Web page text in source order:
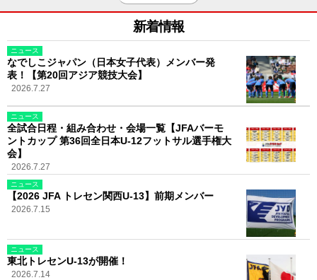
新着情報
ニュース
なでしこジャパン（日本女子代表）メンバー発
表！【第20回アジア競技大会】
2026.7.27
ニュース
全試合日程・組み合わせ・会場一覧【JFAバーモ
ントカップ 第36回全日本U-12フットサル選手権大
会】
2026.7.27
ニュース
【2026 JFA トレセン関西U-13】前期メンバー
2026.7.15
ニュース
東北トレセンU-13が開催！
2026.7.14